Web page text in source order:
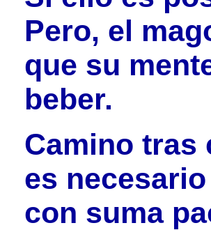
Pero, el
que su
beber.
Camino tras
es
con suma